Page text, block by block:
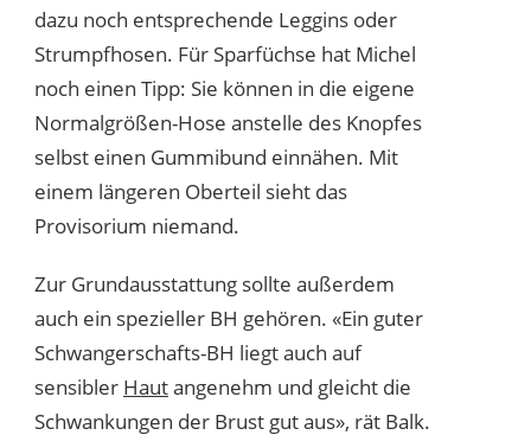
dazu noch entsprechende Leggins oder
Strumpfhosen. Für Sparfüchse hat Michel
noch einen Tipp: Sie können in die eigene
Normalgrößen-Hose anstelle des Knopfes
selbst einen Gummibund einnähen. Mit
einem längeren Oberteil sieht das
Provisorium niemand.
Zur Grundausstattung sollte außerdem
auch ein spezieller BH gehören. «Ein guter
Schwangerschafts-BH liegt auch auf
sensibler Hautangenehm und gleicht die
Schwankungen der Brust gut aus», rät Balk.